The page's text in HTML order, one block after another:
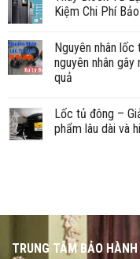
Kiệm Chi Phí
Nguyên nhân
nguyên nhân
quả
Lốc tủ đông –
phẩm lâu dài và
TRUNG TÂM BẢO HÀNH